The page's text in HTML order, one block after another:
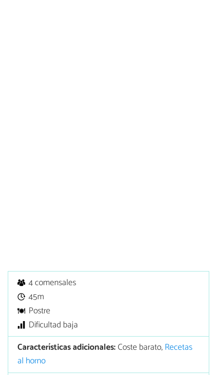
4 comensales
45m
Postre
Dificultad baja
Características adicionales:Coste barato,Recetas
al horno